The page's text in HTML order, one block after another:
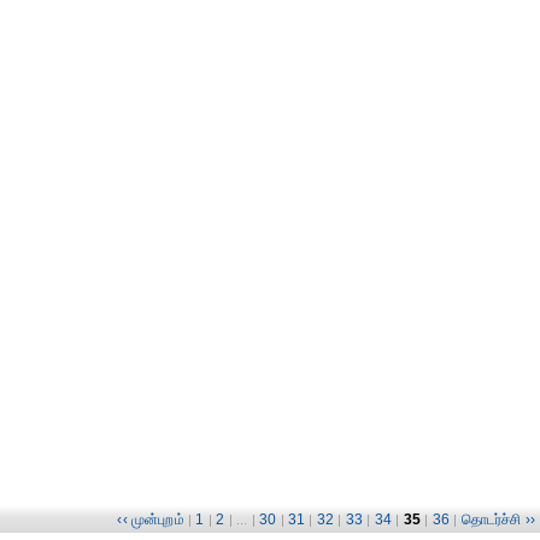
‹‹ முன்புறம் | 1 | 2 | ... | 30 | 31 | 32 | 33 | 34 | 35 | 36 | தொடர்ச்சி ››